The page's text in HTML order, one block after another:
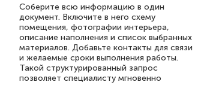
Соберите всю информацию в один
документ. Включите в него схему
помещения, фотографии интерьера,
описание наполнения и список выбранных
материалов. Добавьте контакты для связи
и желаемые сроки выполнения работы.
Такой структурированный запрос
позволяет специалисту мгновенно